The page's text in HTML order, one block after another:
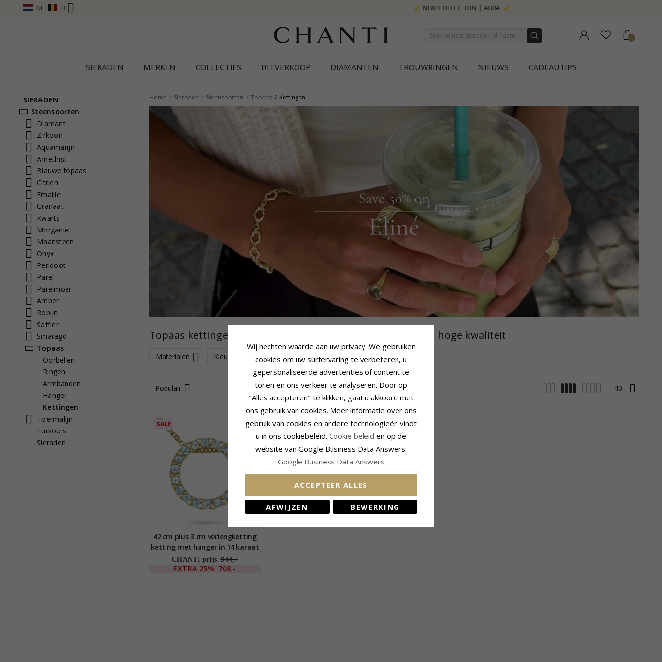
NL BE
SIERADEN MERKEN COLLECTIES UITVERKOOP DIAMANTEN TROUWRINGEN NIEUWS CADEAUTIPS
SIERADEN
Steensoorten
Diamant
Zirkoon
Aquamarijn
Amethist
Blauwe topaas
Citrien
Emaille
Granaat
Kwarts
Morganiet
Maansteen
Onyx
Peridoot
Parel
Parelmoer
Amber
Robijn
Saffier
Smaragd
Topaas
Oorbellen
Ringen
Armbanden
Hanger
Kettingen
Toermalijn
Turkoois
Sieraden
Home Sieraden Steensoorten Topaas Kettingen
Topaas kettingen - Zoek hier een mooie topaas ketting van hoge kwaliteit
Materialen Kleuren Vormen prijs
Populair
SALE
42 cm plus 3 cm verlengketting
ketting met hanger in 14 karaat
goud 0,414 ct
CHANTI prijs 944,-
EXTRA 25% 708,-
.
Wij hechten waarde aan uw privacy. We gebruiken
cookies om uw surfervaring te verbeteren, u
gepersonaliseerde advertenties of content te
tonen en ons verkeer te analyseren. Door op
"Alles accepteren" te klikken, gaat u akkoord met
ons gebruik van cookies. Meer informatie over ons
gebruik van cookies en andere technologieën vindt
u in ons cookiebeleid. Cookie beleid en op de
website van Google Business Data Answers.
Google Business Data Answers
ACCEPTEER ALLES
AFWIJZEN BEWERKING